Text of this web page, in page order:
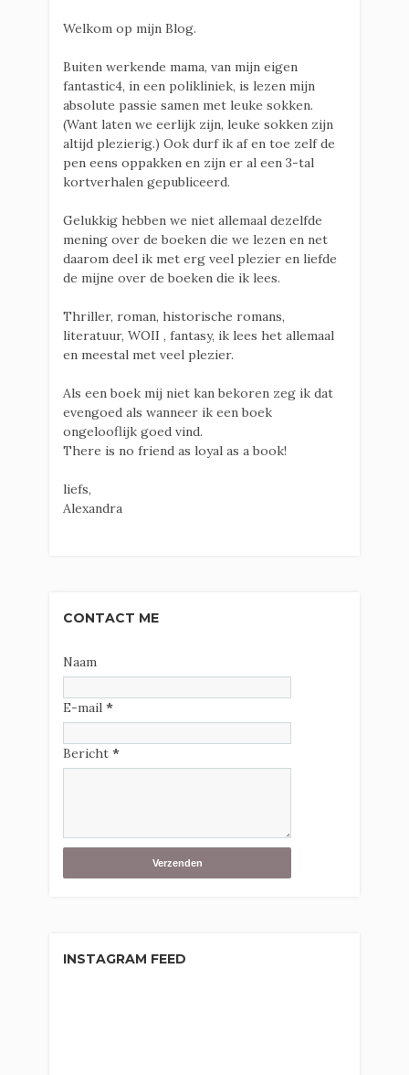
Welkom op mijn Blog.
Buiten werkende mama, van mijn eigen
fantastic4, in een polikliniek, is lezen mijn
absolute passie samen met leuke sokken.
(Want laten we eerlijk zijn, leuke sokken zijn
altijd plezierig.) Ook durf ik af en toe zelf de
pen eens oppakken en zijn er al een 3-tal
kortverhalen gepubliceerd.
Gelukkig hebben we niet allemaal dezelfde
mening over de boeken die we lezen en net
daarom deel ik met erg veel plezier en liefde
de mijne over de boeken die ik lees.
Thriller, roman, historische romans,
literatuur, WOII , fantasy, ik lees het allemaal
en meestal met veel plezier.
Als een boek mij niet kan bekoren zeg ik dat
evengoed als wanneer ik een boek
ongelooflijk goed vind.
There is no friend as loyal as a book!
liefs,
Alexandra
CONTACT ME
Naam
E-mail *
Bericht *
INSTAGRAM FEED